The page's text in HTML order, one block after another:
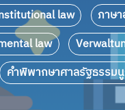
law
ภาษ
law
คำพิพากษาศาลรัฐธรรม